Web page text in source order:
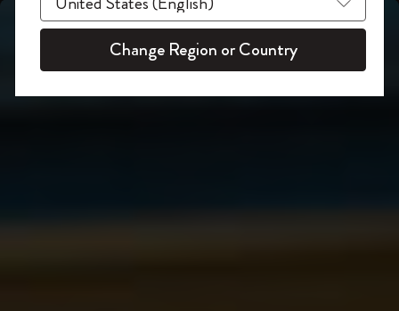
今すぐ会員登録 !
Change Region or Country